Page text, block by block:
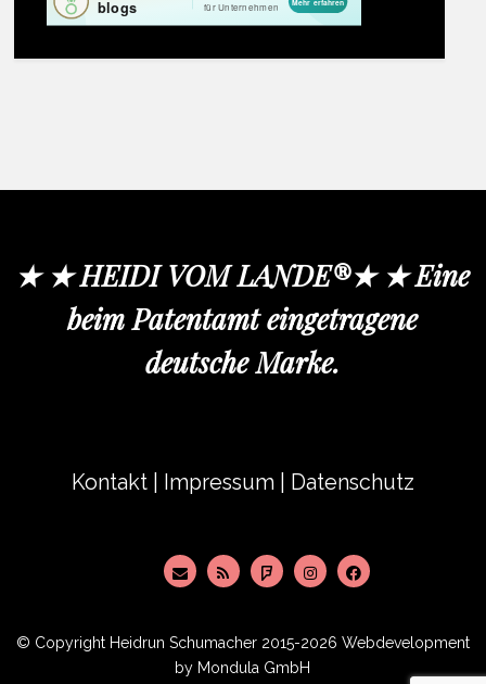
★ ★ HEIDI VOM LANDE®★ ★ Eine
beim Patentamt eingetragene
deutsche Marke.
Kontakt Impressum Datenschutz
© Copyright Heidrun Schumacher 2015-2026 Webdevelopment
by Mondula GmbH